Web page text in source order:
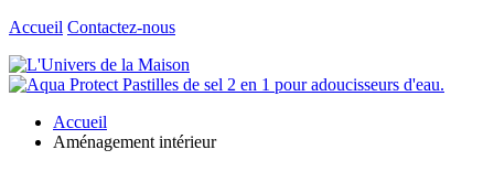
Accueil Contactez-nous
Accueil
Aménagement intérieur